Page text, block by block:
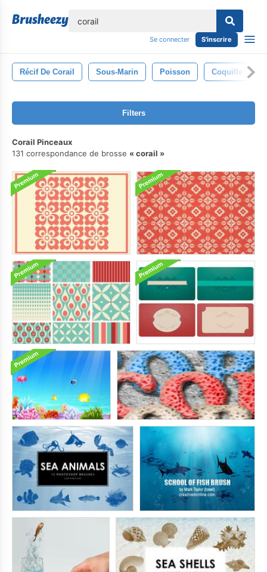
Se connecter S'inscrire
Récif De Corail Sous-Marin Poisson Coquille
Filters
Corail Pinceaux
131 correspondance de brosse
corail